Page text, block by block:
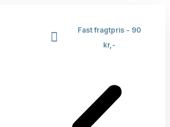
Fast fragtpris - 90
kr,-